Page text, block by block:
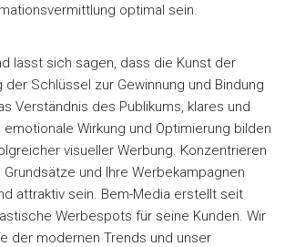
optimal sein.
lässt sich sagen, dass die Kunst der
der Schlüssel zur Gewinnung und Bindung
Verständnis des Publikums, klares und
Wirkung und Optimierung bilden
visueller Werbung. Konzentrieren
und Ihre Werbekampagnen
attraktiv sein. Bem-Media erstellt seit
Werbespots für seine Kunden. Wir
der modernen Trends und unser